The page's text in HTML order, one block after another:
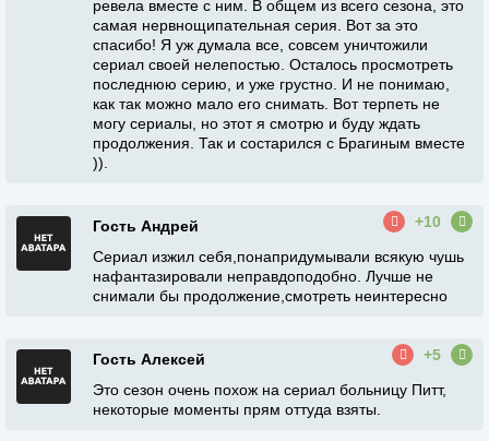
ревела вместе с ним. В общем из всего сезона, это
самая нервнощипательная серия. Вот за это
спасибо! Я уж думала все, совсем уничтожили
сериал своей нелепостью. Осталось просмотреть
последнюю серию, и уже грустно. И не понимаю,
как так можно мало его снимать. Вот терпеть не
могу сериалы, но этот я смотрю и буду ждать
продолжения. Так и состарился с Брагиным вместе
)).
Гость Андрей
+10
Сериал изжил себя,понапридумывали всякую чушь
нафантазировали неправдоподобно. Лучше не
снимали бы продолжение,смотреть неинтересно
Гость Алексей
+5
Это сезон очень похож на сериал больницу Питт,
некоторые моменты прям оттуда взяты.